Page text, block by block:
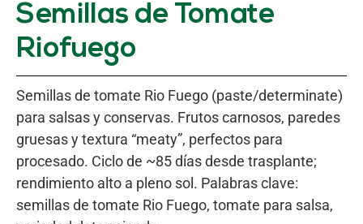
Semillas de Tomate
Riofuego
Semillas de tomate Rio Fuego (paste/determinate)
para salsas y conservas. Frutos carnosos, paredes
gruesas y textura “meaty”, perfectos para
procesado. Ciclo de ~85 días desde trasplante;
rendimiento alto a pleno sol. Palabras clave:
semillas de tomate Rio Fuego, tomate para salsa,